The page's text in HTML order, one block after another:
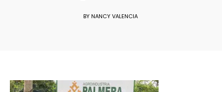
BY NANCY VALENCIA